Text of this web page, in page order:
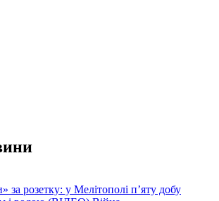
за розетку: у Мелітополі п’яту добу